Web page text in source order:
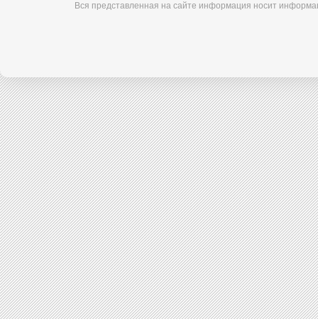
Вся представленная на сайте информация носит